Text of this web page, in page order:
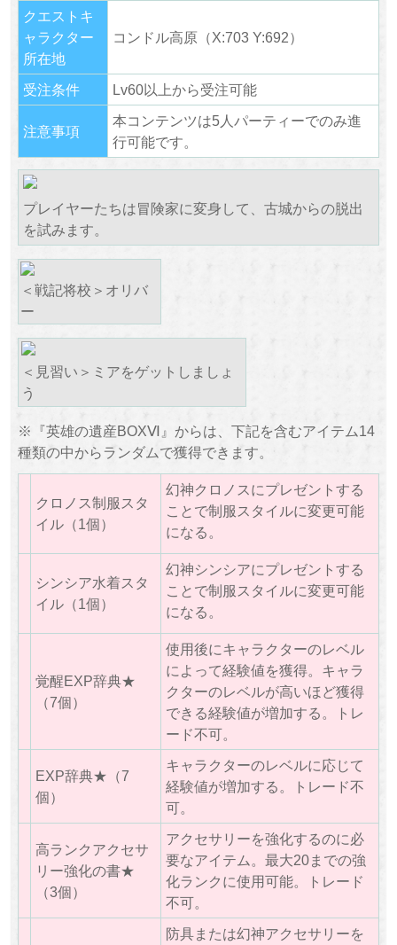
クエストキ
ャラクター
所在地
コンドル高原（X:703 Y:692）
受注条件 Lv60以上から受注可能
注意事項
本コンテンツは5人パーティーでのみ進
行可能です。
プレイヤーたちは冒険家に変身して、古城からの脱出
を試みます。
＜戦記将校＞オリバ
ー
＜見習い＞ミアをゲットしましょ
う
※『英雄の遺産BOXⅥ』からは、下記を含むアイテム14
種類の中からランダムで獲得できます。
クロノス制服スタ
イル（1個）
幻神クロノスにプレゼントする
ことで制服スタイルに変更可能
になる。
シンシア水着スタ
イル（1個）
幻神シンシアにプレゼントする
ことで制服スタイルに変更可能
になる。
覚醒EXP辞典★
（7個）
使用後にキャラクターのレベル
によって経験値を獲得。キャラ
クターのレベルが高いほど獲得
できる経験値が増加する。トレ
ード不可。
EXP辞典★（7
個）
キャラクターのレベルに応じて
経験値が増加する。トレード不
可。
高ランクアクセサ
リー強化の書★
（3個）
アクセサリーを強化するのに必
要なアイテム。最大20までの強
化ランクに使用可能。トレード
不可。
防具または幻神アクセサリーを